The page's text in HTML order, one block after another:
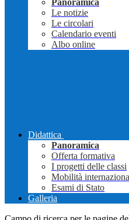
Panoramica
Le notizie
Le circolari
Calendario eventi
Albo online
Didattica
Panoramica
Offerta formativa
I progetti delle classi
Mobilità
Esami di Stato
Galleria